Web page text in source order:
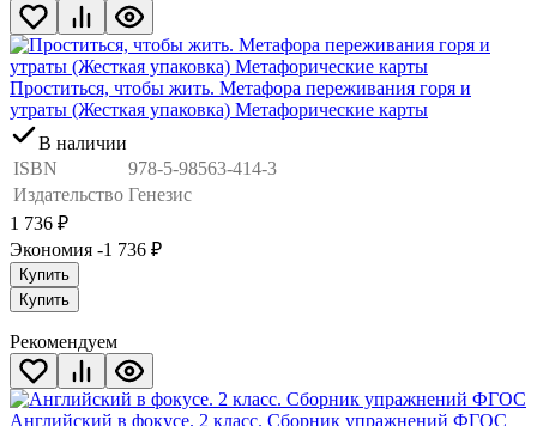
Проститься, чтобы жить. Метафора переживания горя и
утраты (Жесткая упаковка) Метафорические карты
В наличии
ISBN
978-5-98563-414-3
Издательство Генезис
1 736 ₽
Экономия -1 736 ₽
Купить
Купить
Рекомендуем
Английский в фокусе. 2 класс. Сборник упражнений ФГОС